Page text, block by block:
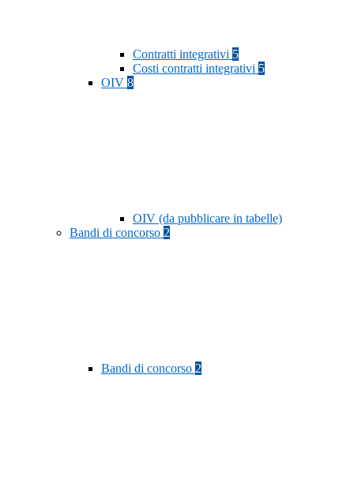
Contratti integrativi 5
Costi contratti integrativi 5
OIV 8
OIV (da pubblicare in tabelle)
Bandi di concorso 2
Bandi di concorso 2